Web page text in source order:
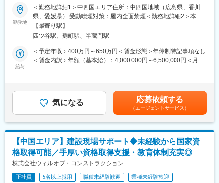
が特徴の医療介護施設です。
同院の整形外科は、高度専門医療を受けられるように環境を整
え、現在では全国レベルの治療をご提供できるようになりまし
た。関節外科を中心とする専門医による適格な診断を行い、治療
進め、もとの生活に戻れるようサポートをしております。さら
に、介護老人保健施設や訪問看護ステーションなどの介護施設も
▽概要
・同社はスイスに本社を置き、世界45か国で事業展開するスパイ
ン・ジョイント領域の医療機器メーカーです。
・スクリューを安全に刺入するため、患者のCTデータを取り込み
3Dプリンターで個々の治具を製造する技術「MySpine」は、国内
医師との共同開発です。本技術の教育プログラムやAR技術を用い
たサポートシステムも提供しており、既にグローバルでTOP5シェ
進めています。
サポートします。数字責任や予算はない、サポートのポジション
です。
・担当エリアの病院へご自宅から車で直行し、多くて1日2～3件
ほどの手術同席を行います。合間や同席が無い日は、手術に向け
た説明資料の作成や、看護師への勉強会を実施します。
・上記の業務は、同じエリアを担当する他社員や営業職と連携し
勤務地
＜勤務地詳細1＞中四国エリア住所：中四国地域（広島県、香川
県、愛媛県） 受動喫煙対策：屋内全面禁煙＜勤務地詳細2＞本社
住所：東京都千代田区麹町5-3-5 麹町中田ビル2階勤務地最寄駅：
JR・東京メトロ線／四ツ谷駅受動喫煙対策：屋内全面禁煙変更の
【最寄り駅】
四ツ谷駅、麹町駅、半蔵門駅
給与
＜予定年収＞400万円～650万円＜賃金形態＞年俸制特記事項なし
＜賃金内訳＞年額（基本給）：4,000,000円～6,500,000円＜月額
上下する可能性があります。賃金はあくまでも目安の金額であ
り、選考を通じて上下する可能性があります。月給(月額)は固定手
当を含めた表記です。
気になる 応募依頼する
（エージェントサービス）
【中国エリア】建設現場サポート◆未経験から国家資
格取得可能／手厚い資格取得支援・教育体制充実◎
株式会社ウィルオブ・コンストラクション
正社員 5名以上採用 職種未経験歓迎 業種未経験歓迎